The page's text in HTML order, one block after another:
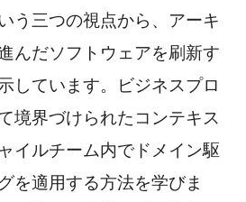
う三つの視点から、アーキ
んだソフトウェアを刷新す
しています。ビジネスプロ
境界づけられたコンテキス
イルチーム内でドメイン駆
を適用する方法を学びま